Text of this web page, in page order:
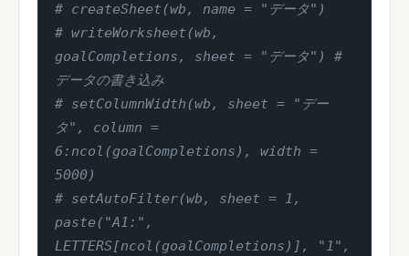
# createSheet(wb, name = "データ")
# writeWorksheet(wb,
goalCompletions, sheet = "データ") #
データの書き込み
# setColumnWidth(wb, sheet = "デー
タ", column =
6:ncol(goalCompletions), width =
5000)
# setAutoFilter(wb, sheet = 1,
paste("A1:",
LETTERS[ncol(goalCompletions)], "1",